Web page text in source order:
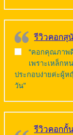
รีวิวคอกสุ
“คอกคุณภาพ
เพราะเหล็ก
ประกอบง่ายค่ะผู้ห
วัน”
รีวิวคอกกั้